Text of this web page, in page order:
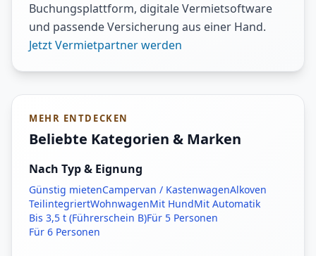
Buchungsplattform, digitale Vermietsoftware
und passende Versicherung aus einer Hand.
Jetzt Vermietpartner werden
MEHR ENTDECKEN
Beliebte Kategorien & Marken
Nach Typ & Eignung
Günstig mietenCampervan / KastenwagenAlkoven
TeilintegriertWohnwagenMit HundMit Automatik
Bis 3,5 t (Führerschein B)Für 5 Personen
Für 6 Personen